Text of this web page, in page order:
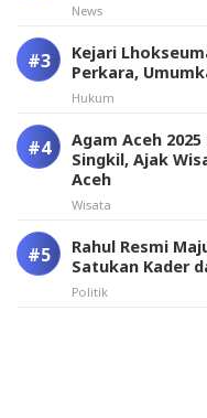
News
Kejari
Perkara,
Hukum
Agam Aceh
Singkil, Ajak
Aceh
Wisata
Rahul Resmi
Satukan Kader
Politik